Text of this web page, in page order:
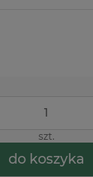
szt.
do koszyka